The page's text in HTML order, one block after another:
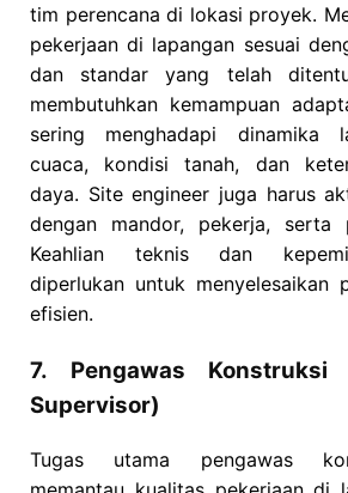
tim perencana di lokasi proyek.
pekerjaan di lapangan sesuai
dan standar yang telah
membutuhkan kemampuan
sering menghadapi dinamika
cuaca, kondisi tanah, dan
daya. Site engineer juga harus
dengan mandor, pekerja, serta
Keahlian teknis dan
diperlukan untuk menyelesaikan
efisien.
7. Pengawas Konstruksi
Supervisor)
Tugas utama pengawas